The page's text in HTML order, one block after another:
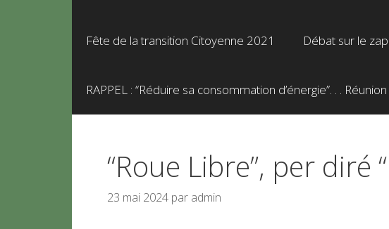
Fête de la transition Citoyenne 2021 Débat sur le
RAPPEL : “Réduire sa consommation d’énergie”. . .
“Roue Libre”, per diré
23 mai 2024 par admin